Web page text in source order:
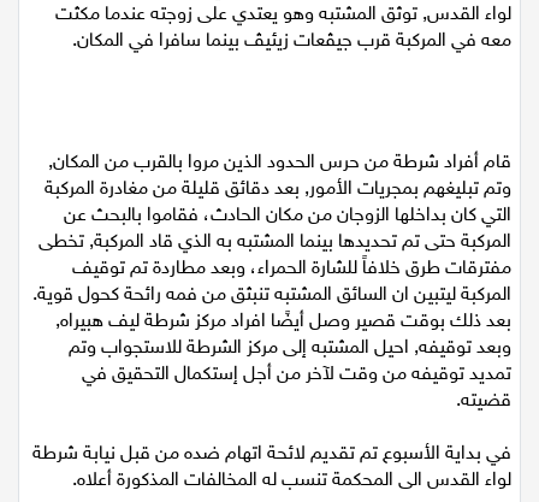
اقتصاد
مطبخ
صحة وطب
مجلة الحمرا
جمال وازياء
تكنولوجيا
ستوديو انتخابات 2022
لواء القدس, توثق المشتبه وهو يعتدي على زوجته عندما مكثت
معه في المركبة قرب جيڤعات زيئيڤ بينما سافرا في المكان.
قام أفراد شرطة من حرس الحدود الذين مروا بالقرب من المكان,
وتم تبليغهم بمجريات الأمور, بعد دقائق قليلة من مغادرة المركبة
التي كان بداخلها الزوجان من مكان الحادث، فقاموا بالبحث عن
المركبة حتى تم تحديدها بينما المشتبه به الذي قاد المركبة, تخطى
مفترقات طرق خلافاً للشارة الحمراء، وبعد مطاردة تم توقيف
المركبة ليتبين ان السائق المشتبه تنبثق من فمه رائحة كحول قوية.
بعد ذلك بوقت قصير وصل أيضًا افراد مركز شرطة ليف هبيراه,
وبعد توقيفه, احيل المشتبه إلى مركز الشرطة للاستجواب وتم
تمديد توقيفه من وقت لآخر من أجل إستكمال التحقيق في
قضيته.
في بداية الأسبوع تم تقديم لائحة اتهام ضده من قبل نيابة شرطة
لواء القدس الى المحكمة تنسب له المخالفات المذكورة أعلاه.